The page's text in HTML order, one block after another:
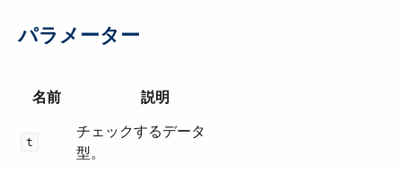
パラメーター
名前 説明
t
チェックするデータ
型。